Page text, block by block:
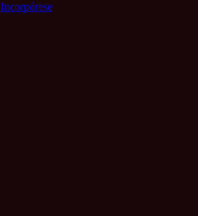
Incorpórese